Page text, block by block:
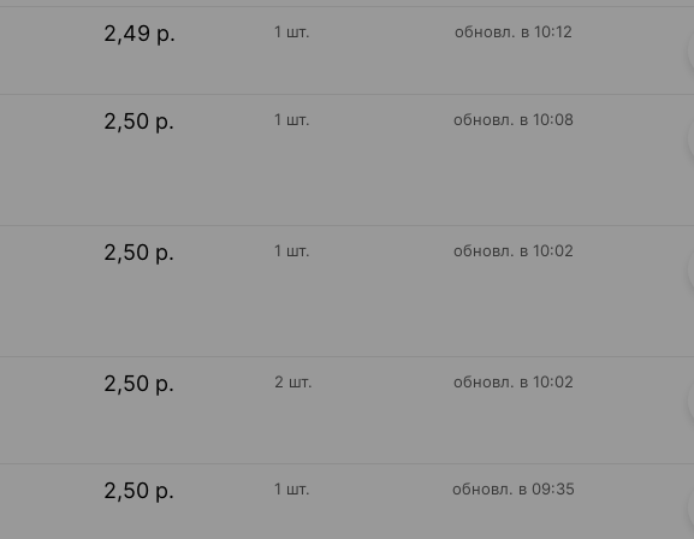
2,49 р. 1 шт. обновл. в 10:12
2,50 р. 1 шт. обновл. в 10:08
2,50 р. 1 шт. обновл. в 10:02
2,50 р. 2 шт. обновл. в 10:02
2,50 р. 1 шт. обновл. в 09:35